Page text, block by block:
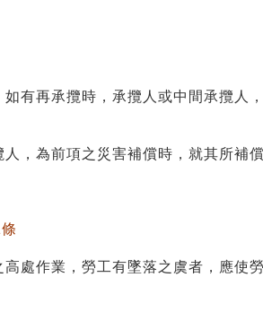
有再承攬時，承攬人或中間承攬人
，為前項之災害補償時，就其所補
處作業，勞工有墜落之虞者，應使